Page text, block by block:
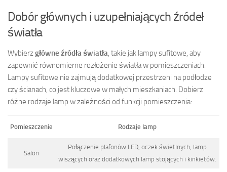
Dobór głównych i uzupełniających źródeł
światła
Wybierzgłówne źródła światła , takie jak lampy sufitowe, aby
zapewnić równomierne rozłożenie światła w pomieszczeniach.
Lampy sufitowe nie zajmują dodatkowej przestrzeni na podłodze
czy ścianach, co jest kluczowe w małych mieszkaniach. Dobierz
różne rodzaje lamp w zależności od funkcji pomieszczenia:
Pomieszczenie Rodzaje lamp
Salon
Połączenie plafonów LED, oczek świetlnych, lamp
wiszących oraz dodatkowych lamp stojących i kinkietów.